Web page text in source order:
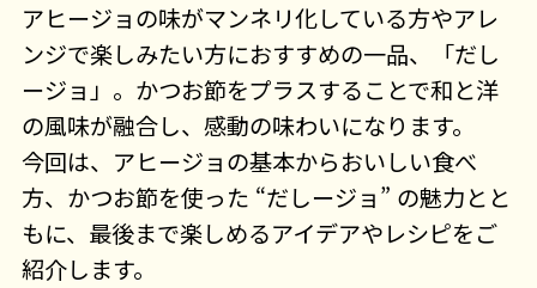
アヒージョの味がマンネリ化している方やアレ
ンジで楽しみたい方におすすめの一品、「だし
ージョ」。かつお節をプラスすることで和と洋
の風味が融合し、感動の味わいになります。
今回は、アヒージョの基本からおいしい食べ
方、かつお節を使った “だしージョ” の魅力とと
もに、最後まで楽しめるアイデアやレシピをご
紹介します。